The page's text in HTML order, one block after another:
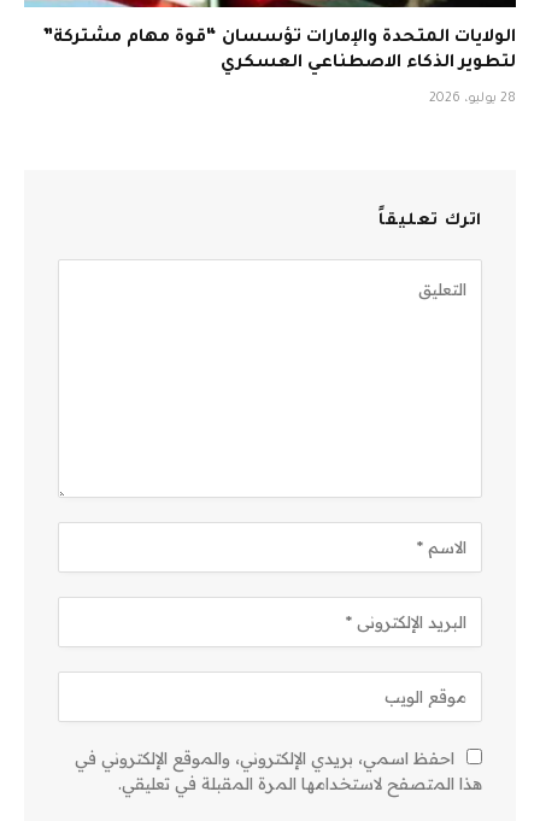
الولايات المتحدة والإمارات تؤسسان “قوة مهام مشتركة”
لتطوير الذكاء الاصطناعي العسكري
28 يوليو، 2026
اترك تعليقاً
احفظ اسمي، بريدي الإلكتروني، والموقع الإلكتروني في
هذا المتصفح لاستخدامها المرة المقبلة في تعليقي.